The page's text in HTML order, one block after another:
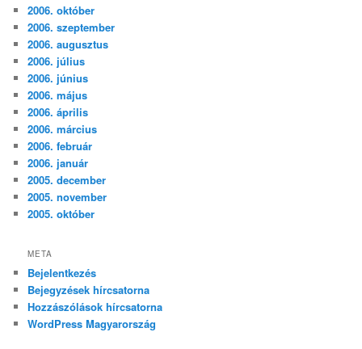
2006. október
2006. szeptember
2006. augusztus
2006. július
2006. június
2006. május
2006. április
2006. március
2006. február
2006. január
2005. december
2005. november
2005. október
META
Bejelentkezés
Bejegyzések hírcsatorna
Hozzászólások hírcsatorna
WordPress Magyarország